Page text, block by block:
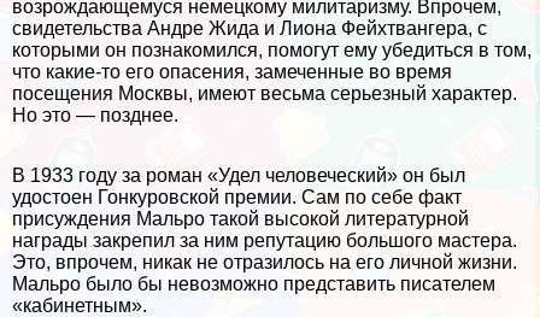
возрождающемуся немецкому милитаризму. Впрочем,
свидетельства Андре Жида и Лиона Фейхтвангера, с
которыми он познакомился, помогут ему убедиться в том,
что какие-то его опасения, замеченные во время
посещения Москвы, имеют весьма серьезный хаpaктер.
Но это — позднее.
В 1933 году за роман «Удел человеческий» он был
удостоен Гонкуровской премии. Сам по себе факт
присуждения Мальро такой высокой литературной
награды закрепил за ним репутацию большого мастера.
Это, впрочем, никак не отразилось на его личной жизни.
Мальро было бы невозможно представить писателем
«кабинетным».